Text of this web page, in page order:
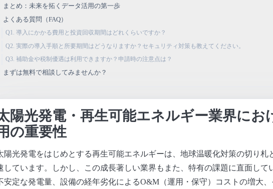
まとめ：未来を拓くデータ活用の第一歩
よくある質問（FAQ）
Q1. 導入にかかる費用と投資回収期間はどれくらいですか？
Q2. 実際の導入手順と所要期間はどうなりますか？セキュリティ対策も教えてください。
Q3. 補助金や税制優遇は利用できますか？申請時の注意点は？
まずは無料で相談してみませんか？
陽光発電・再生可能エネルギー業界にお
の重要性
陽光発電をはじめとする再生可能エネルギーは、地球温暖化対策の切り札
しています。しかし、この成長著しい業界もまた、特有の課題に直面して
安定な発電量、設備の経年劣化によるO&M（運用・保守）コストの増大